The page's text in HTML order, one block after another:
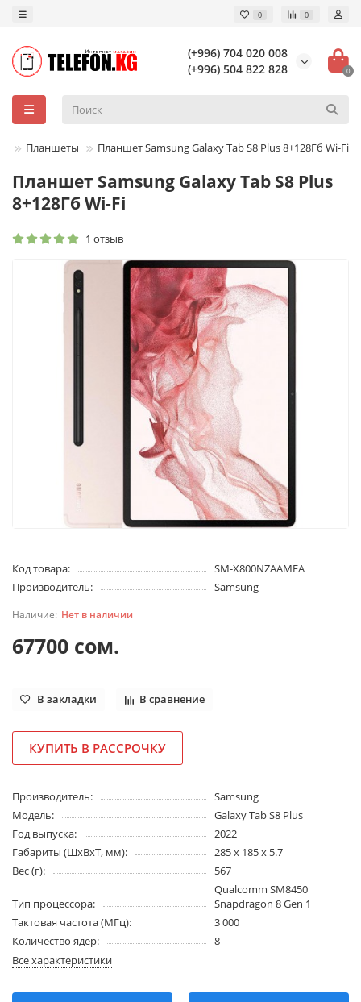
0 0
(+996) 704 020 008
(+996) 504 822 828
0
Планшеты Планшет Samsung Galaxy Tab S8 Plus 8+128Гб Wi-Fi
Планшет Samsung Galaxy Tab S8 Plus
8+128Гб Wi-Fi
1 отзыв
Код товара:
SM-X800NZAAMEA
Производитель:
Samsung
Нет в наличии
67700 сом.
В закладки В сравнение
КУПИТЬ В РАССРОЧКУ
Производитель:
Samsung
Модель:
Galaxy Tab S8 Plus
Год выпуска:
2022
Габариты (ШхВхТ, мм):
285 x 185 x 5.7
Вес (г):
567
Тип процессора:
Qualcomm SM8450
Snapdragon 8 Gen 1
Тактовая частота (МГц):
3 000
Количество ядер:
8
Все характеристики